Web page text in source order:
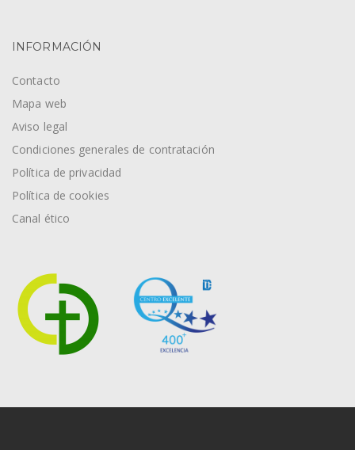
INFORMACIÓN
Contacto
Mapa web
Aviso legal
Condiciones generales de contratación
Política de privacidad
Política de cookies
Canal ético